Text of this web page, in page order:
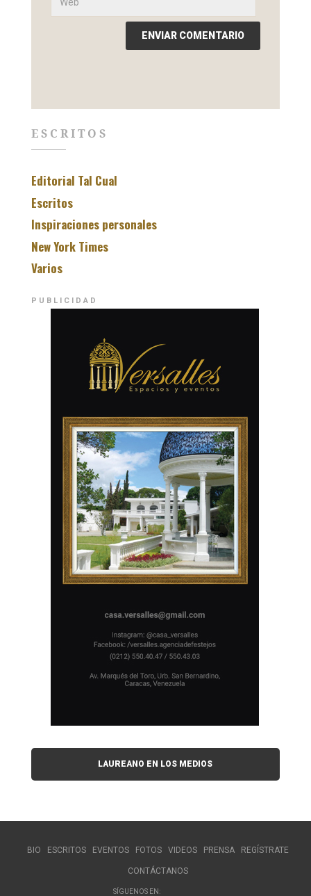
ESCRITOS
Editorial Tal Cual
Escritos
Inspiraciones personales
New York Times
Varios
PUBLICIDAD
LAUREANO EN LOS MEDIOS
BIO ESCRITOS EVENTOS FOTOS VIDEOS PRENSA REGÍSTRATE
CONTÁCTANOS
SÍGUENOS EN: